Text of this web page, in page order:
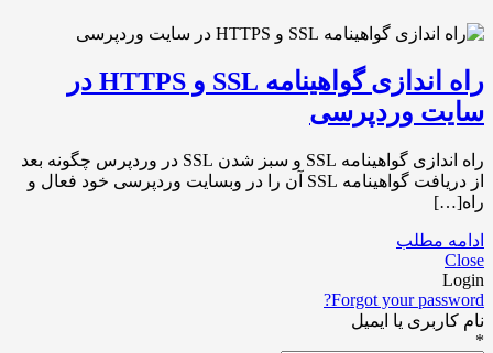
راه اندازی گواهینامه SSL و HTTPS در
سایت وردپرسی
راه اندازی گواهینامه SSL و سبز شدن SSL در وردپرس چگونه بعد
از دریافت گواهینامه SSL آن را در وبسایت وردپرسی خود فعال و
راه[…]
ادامه مطلب
Close
Login
Forgot your password?
نام کاربری یا ایمیل
*